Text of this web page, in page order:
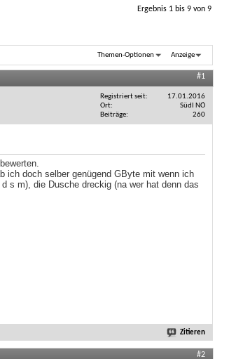
Ergebnis 1 bis 9 von 9
Themen-Optionen Anzeige
#1
Registriert seit
17.01.2016
Ort
Südl NÖ
Beiträge
260
ich doch selber genügend GByte mit wenn ich
s m), die Dusche dreckig (na wer hat denn das
Zitieren
#2